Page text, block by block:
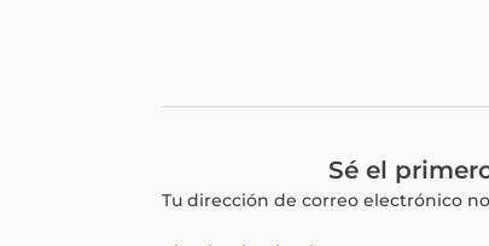
Sé el
Tu dirección de correo electrónico